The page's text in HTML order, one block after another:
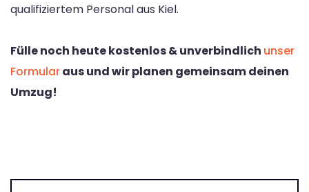
qualifiziertem Personal aus Kiel.
Fülle noch heute kostenlos & unverbindlich unser
Formularaus und wir planen gemeinsam deinen
Umzug!